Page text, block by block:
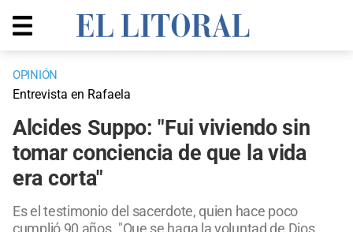
OPINIÓN
Entrevista en Rafaela
Alcides Suppo: "Fui viviendo sin
tomar conciencia de que la vida
era corta"
Es el testimonio del sacerdote, quien hace poco
cumplió 90 años. "Que se haga la voluntad de Dios,